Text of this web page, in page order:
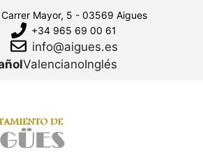
Carrer Mayor, 5 - 03569 Aigues
+34 965 69 00 61
info@aigues.es
ValencianoInglés